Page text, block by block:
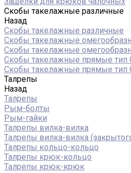
Скобы такелажные различные
Назад
Скобы такелажные различные
Скобы такелажные
Скобы такелажные
Скобы такелажные прямые тип
Скобы такелажные прямые тип
Талрепы
Назад
Талрепы
Рым-болты
Рым-гайки
Талрепы вилка-вилка
Талрепы вилка-вилка
Талрепы кольцо-кольцо
Талрепы крюк-кольцо
Талрепы крюк-крюк